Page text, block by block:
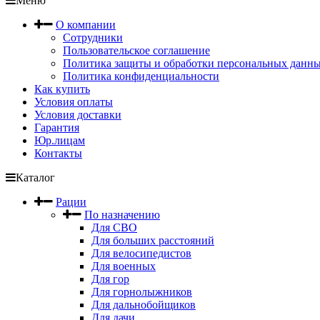
О компании
Сотрудники
Пользовательское соглашение
Политика защиты и обработки персональных
Политика конфиденциальности
Как купить
Условия оплаты
Условия доставки
Гарантия
Юр.лицам
Контакты
Каталог
Рации
По назначению
Для СВО
Для больших расстояний
Для велосипедистов
Для военных
Для гор
Для горнолыжников
Для дальнобойщиков
Для дачи